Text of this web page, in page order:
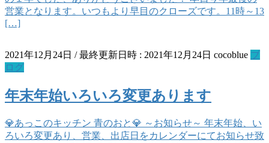
営業となります。いつもより早目のクローズです。11時～13
[…]
2021年12月24日 / 最終更新日時 : 2021年12月24日 cocoblue ブ
ログ
年末年始いろいろ変更あります
💎あっこのキッチン 青のおと💎 ～お知らせ～ 年末年始、い
ろいろ変更あり、営業、出店日をカレンダーにてお知らせ致